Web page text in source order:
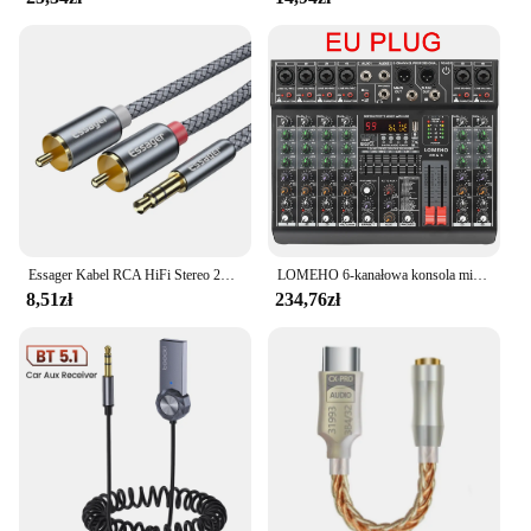
Essager Kabel RCA HiFi Stereo 2RCA do 3,5 mm Kabel audio AUX RCA Jack 3,5 Y Rozdzielacz do wzmacniaczy Audio Kabel do kina domowego RCA
8,51zł
LOMEHO 6-kanałowa konsola mikserska 99 efektów cyfrowych Bluetooth USB PC Dźwiękowy mikser audio z 48 V do karaoke Kościół AM-GT6
234,76zł